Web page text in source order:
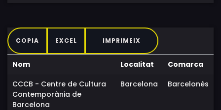
COPIA EXCEL IMPRIMEIX
Nom Localitat
Comarca
CCCB - Centre de Cultura
Contemporània de
Barcelona
Barcelona Barcelonès